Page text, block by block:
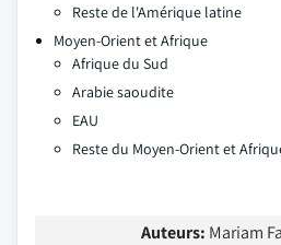
Reste de l'Amérique latine
Moyen-Orient et Afrique
Afrique du Sud
Arabie saoudite
EAU
Reste du Moyen-Orient et
Auteurs: Mariam